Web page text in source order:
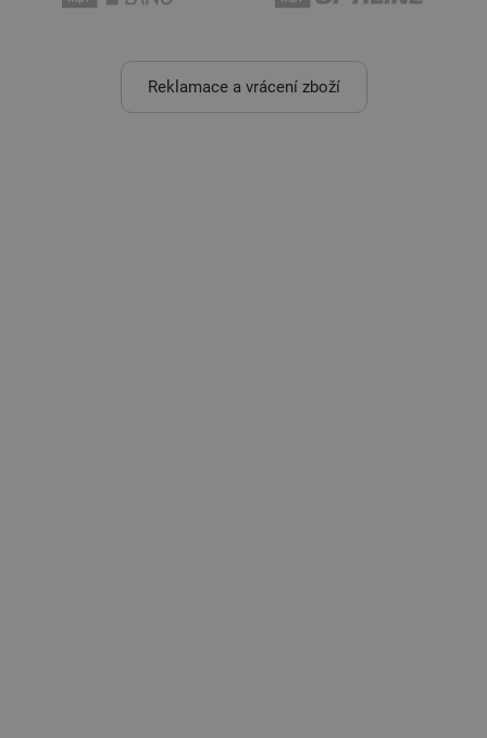
Reklamace a vrácení zboží